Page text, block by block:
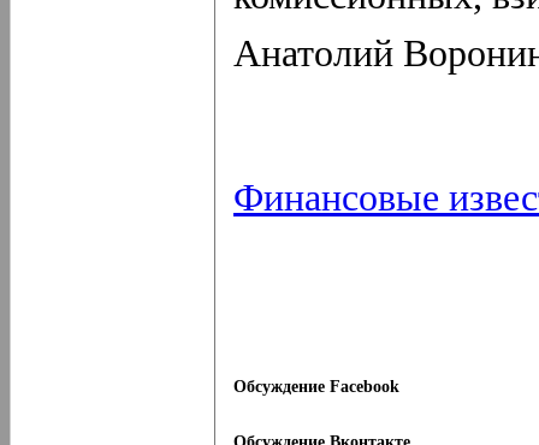
Анатолий
Финансовые
Обсуждение Facebook